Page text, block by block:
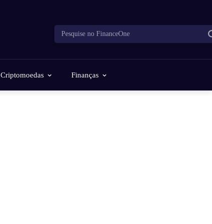
Pesquise no FinanceOne
Criptomoedas Finanças